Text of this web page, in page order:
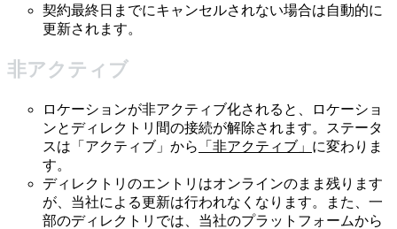
契約最終日までにキャンセルされない場合は自動的に
更新されます。
非アクティブ
ロケーションが非アクティブ化されると、ロケーショ
ンとディレクトリ間の接続が解除されます。ステータ
スは「アクティブ」から
「非アクティブ」 に変わりま
す。
ディレクトリのエントリはオンラインのまま残ります
が、当社による更新は行われなくなります。また、一
部のディレクトリでは、当社のプラットフォームから